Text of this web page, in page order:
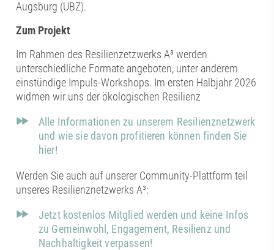
Augsburg (UBZ).
Zum Projekt
Im Rahmen des Resilienzetzwerks A³ werden
unterschiedliche Formate angeboten, unter anderem
einstündige Impuls-Workshops. Im ersten Halbjahr 2026
widmen wir uns der ökologischen Resilienz
Alle Informationen zu unserem Resilienznetzwerk
und wie sie davon profitieren können finden Sie
hier!
Werden Sie auch auf unserer Community-Plattform teil
unseres Resilienznetzwerks A³:
Jetzt kostenlos Mitglied werden und keine Infos
zu Gemeinwohl, Engagement, Resilienz und
Nachhaltigkeit verpassen!